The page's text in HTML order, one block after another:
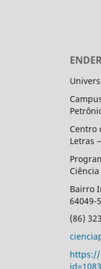
Centro
Letras
Bairro
64049-
(86)
id=1083